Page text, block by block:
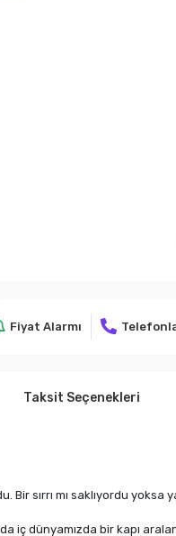
Fiyat Alarmı
Taksit Seçenekleri
sırrı mı saklıyordu
iç dünyamızda bir kapı